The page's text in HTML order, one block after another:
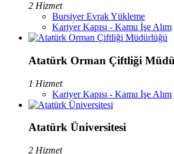
2 Hizmet
Bursiyer Evrak Yükleme
Kariyer Kapısı - Kamu İşe Alım
Atatürk Orman Çiftliği
1 Hizmet
Kariyer Kapısı - Kamu İşe Alım
Atatürk Üniversitesi
2 Hizmet